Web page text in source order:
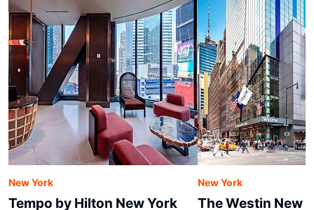
New York
Tempo by Hilton New York
New York
The Westin New